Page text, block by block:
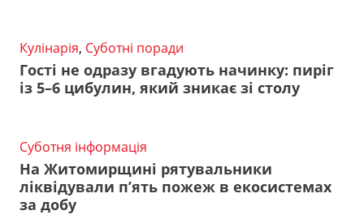
Кулінарія, Суботні поради
Гості не одразу вгадують начинку: пиріг
із 5–6 цибулин, який зникає зі столу
Суботня інформація
На Житомирщині рятувальники
ліквідували п’ять пожеж в екосистемах
за добу